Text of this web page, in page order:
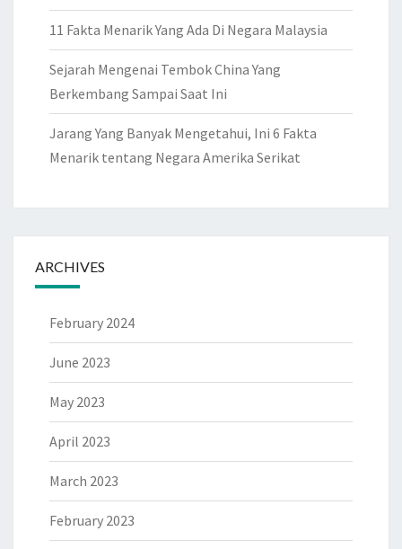
11 Fakta Menarik Yang Ada Di Negara Malaysia
Sejarah Mengenai Tembok China Yang
Berkembang Sampai Saat Ini
Jarang Yang Banyak Mengetahui, Ini 6 Fakta
Menarik tentang Negara Amerika Serikat
ARCHIVES
February 2024
June 2023
May 2023
April 2023
March 2023
February 2023